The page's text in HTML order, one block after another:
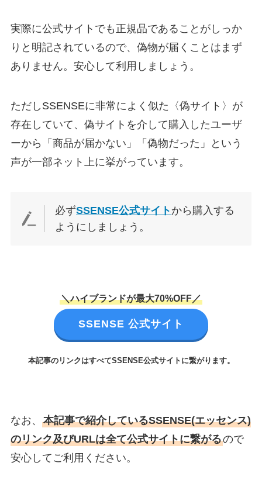
実際に公式サイトでも正規品であることがしっか
りと明記されているので、偽物が届くことはまず
ありません。安心して利用しましょう。
ただしSSENSEに非常によく似た〈偽サイト〉が
存在していて、偽サイトを介して購入したユーザ
ーから「商品が届かない」「偽物だった」という
声が一部ネット上に挙がっています。
必ずSSENSE公式サイト から購入する
ようにしましょう。
＼ハイブランドが最大70%OFF／
SSENSE 公式サイト
本記事のリンクはすべてSSENSE公式サイトに繋がります。
なお、 本記事で紹介しているSSENSE(エッセンス)
のリンク及びURLは全て公式サイトに繋がるので
安心してご利用ください。